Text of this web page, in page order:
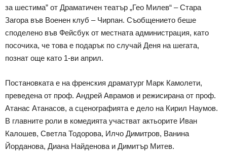
за шестима” от Драматичен театър „Гео Милев“ – Стара
Загора във Военен клуб – Чирпан. Съобщението беше
споделено във Фейсбук от местната администрация, като
посочиха, че това е подарък по случай Деня на шегата,
познат още като 1-ви април.
Постановката е на френския драматург Марк Камолети,
преведена от проф. Андрей Аврамов и режисирана от проф.
Атанас Атанасов, а сценографията е дело на Кирил Наумов.
В главните роли в комедията участват актьорите Иван
Калошев, Светла Тодорова, Илчо Димитров, Ванина
Йорданова, Диана Найденова и Димитър Митев.